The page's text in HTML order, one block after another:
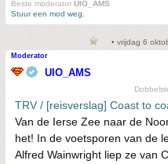
Beste moderator UIO_AMS
Stuur een mod weg.
• vrijdag 6
Moderator
UIO_AMS
TRV / [reisverslag] Coast to
Van de Ierse Zee naar de
het! In de voetsporen van de
Alfred Wainwright liep ze van